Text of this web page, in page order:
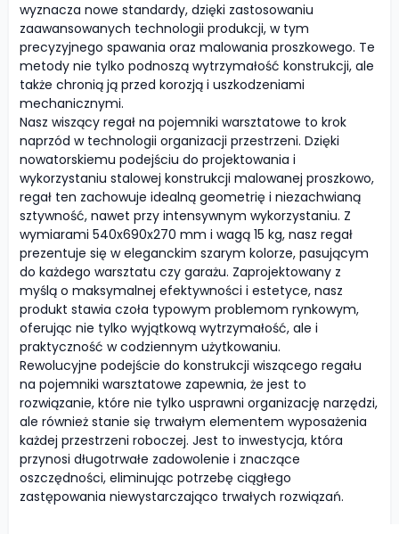
wyznacza nowe standardy, dzięki zastosowaniu
zaawansowanych technologii produkcji, w tym
precyzyjnego spawania oraz malowania proszkowego. Te
metody nie tylko podnoszą wytrzymałość konstrukcji, ale
także chronią ją przed korozją i uszkodzeniami
mechanicznymi.
Nasz wiszący regał na pojemniki warsztatowe to krok
naprzód w technologii organizacji przestrzeni. Dzięki
nowatorskiemu podejściu do projektowania i
wykorzystaniu stalowej konstrukcji malowanej proszkowo,
regał ten zachowuje idealną geometrię i niezachwianą
sztywność, nawet przy intensywnym wykorzystaniu. Z
wymiarami 540x690x270 mm i wagą 15 kg, nasz regał
prezentuje się w eleganckim szarym kolorze, pasującym
do każdego warsztatu czy garażu. Zaprojektowany z
myślą o maksymalnej efektywności i estetyce, nasz
produkt stawia czoła typowym problemom rynkowym,
oferując nie tylko wyjątkową wytrzymałość, ale i
praktyczność w codziennym użytkowaniu.
Rewolucyjne podejście do konstrukcji wiszącego regału
na pojemniki warsztatowe zapewnia, że jest to
rozwiązanie, które nie tylko usprawni organizację narzędzi,
ale również stanie się trwałym elementem wyposażenia
każdej przestrzeni roboczej. Jest to inwestycja, która
przynosi długotrwałe zadowolenie i znaczące
oszczędności, eliminując potrzebę ciągłego
zastępowania niewystarczająco trwałych rozwiązań.